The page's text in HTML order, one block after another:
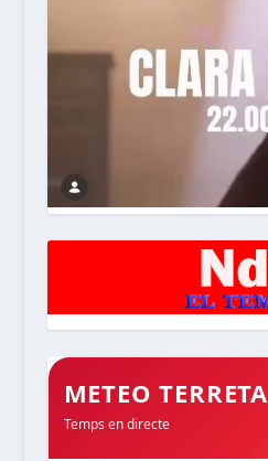
METEO TERRETA
Temps en directe